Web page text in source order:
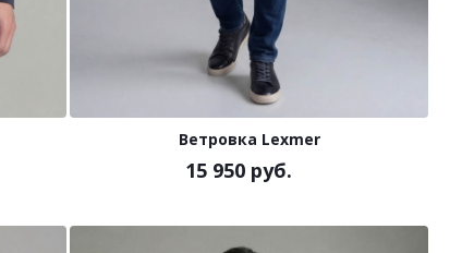
Ветровка Lexmer
15 950 руб.